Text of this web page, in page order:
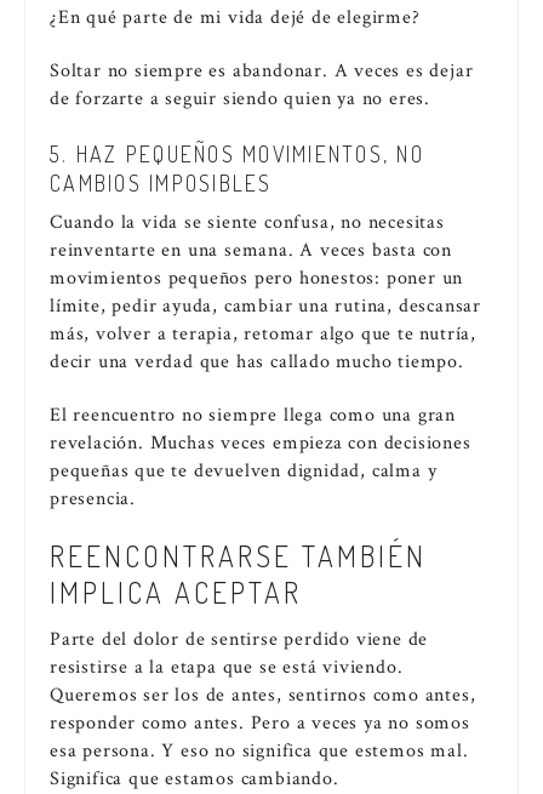
¿En qué parte de mi vida dejé de elegirme?
Soltar no siempre es abandonar. A veces es dejar
de forzarte a seguir siendo quien ya no eres.
5. HAZ PEQUEÑOS MOVIMIENTOS, NO
CAMBIOS IMPOSIBLES
Cuando la vida se siente confusa, no necesitas
reinventarte en una semana. A veces basta con
movimientos pequeños pero honestos: poner un
límite, pedir ayuda, cambiar una rutina, descansar
más, volver a terapia, retomar algo que te nutría,
decir una verdad que has callado mucho tiempo.
El reencuentro no siempre llega como una gran
revelación. Muchas veces empieza con decisiones
pequeñas que te devuelven dignidad, calma y
presencia.
REENCONTRARSE TAMBIÉN
IMPLICA ACEPTAR
Parte del dolor de sentirse perdido viene de
resistirse a la etapa que se está viviendo.
Queremos ser los de antes, sentirnos como antes,
responder como antes. Pero a veces ya no somos
esa persona. Y eso no significa que estemos mal.
Significa que estamos cambiando.